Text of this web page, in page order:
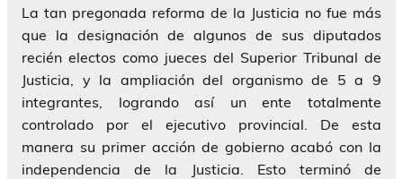
La tan pregonada reforma de la Justicia no fue más
que la designación de algunos de sus diputados
recién electos como jueces del Superior Tribunal de
Justicia, y la ampliación del organismo de 5 a 9
integrantes, logrando así un ente totalmente
controlado por el ejecutivo provincial. De esta
manera su primer acción de gobierno acabó con la
independencia de la Justicia. Esto terminó de